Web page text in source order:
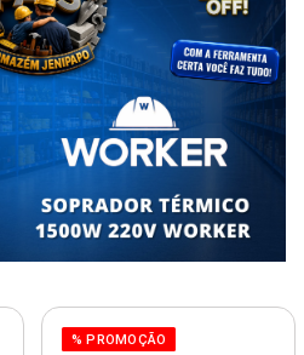
% PROMOÇÃO